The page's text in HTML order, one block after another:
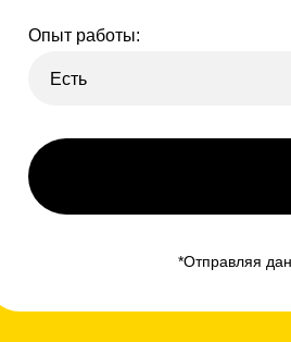
Опыт работы:
*Отправляя